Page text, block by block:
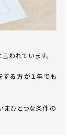
われています。
する方が１年でも
まひとつな条件の